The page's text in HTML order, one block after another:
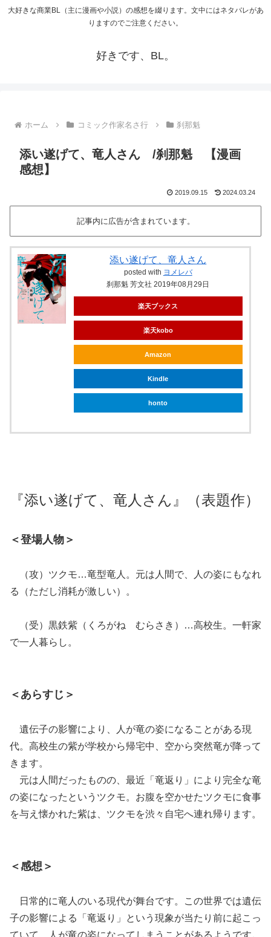
大好きな商業BL（主に漫画や小説）の感想を綴ります。文中にはネタバレがあ
りますのでご注意ください。
好きです、BL。
ホーム コミック作家名さ行 刹那魁
添い遂げて、竜人さん /刹那魁 【漫画
感想】
2019.09.15 2024.03.24
記事内に広告が含まれています。
添い遂げて、竜人さん
posted with ヨメレバ
刹那魁 芳文社 2019年08月29日
楽天ブックス
楽天kobo
Amazon
Kindle
honto
『添い遂げて、竜人さん』（表題作）
＜登場人物＞
（攻）ツクモ…竜型竜人。元は人間で、人の姿にもなれ
る（ただし消耗が激しい）。
（受）黒鉄紫（くろがね むらさき）…高校生。一軒家
で一人暮らし。
＜あらすじ＞
遺伝子の影響により、人が竜の姿になることがある現
代。高校生の紫が学校から帰宅中、空から突然竜が降って
きます。
元は人間だったものの、最近「竜返り」により完全な竜
の姿になったというツクモ。お腹を空かせたツクモに食事
を与え懐かれた紫は、ツクモを渋々自宅へ連れ帰ります。
＜感想＞
日常的に竜人のいる現代が舞台です。この世界では遺伝
子の影響による「竜返り」という現象が当たり前に起こっ
ていて、人が竜の姿になってしまうことがあるようです。